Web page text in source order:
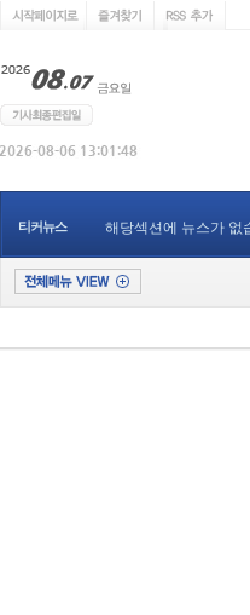
티커뉴스 해당섹션에 뉴스가 없